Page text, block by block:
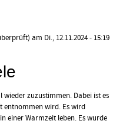
am Di., 12.11.2024 - 15:19
wieder zuzustimmen. Dabei ist es
entnommen wird. Es wird
einer Warmzeit leben. Es wurde